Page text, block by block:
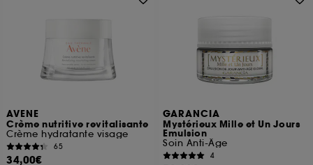
AVENE
Crème nutritive revitalisante
Crème hydratante visage
65
34,00€
GARANCIA
Mystérieux Mille et Un Jours
Emulsion
Soin Anti-Âge
4